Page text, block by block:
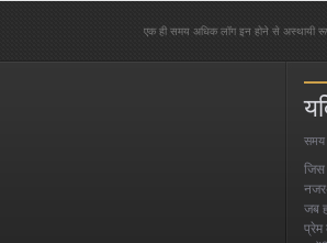
एक ही समय अधिक लॉग इन होने से अस्थायी